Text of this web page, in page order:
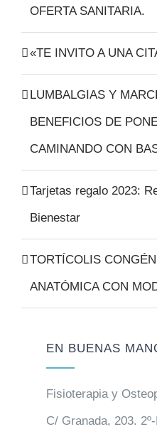
OFERTA SANITARIA.
«TE INVITO A UNA
LUMBALGIAS Y
BENEFICIOS DE
CAMINANDO CON
Tarjetas regalo 2023:
Bienestar
TORTÍCOLIS
ANATÓMICA CON
EN BUENAS
Fisioterapia y
C/ Granada, 203.